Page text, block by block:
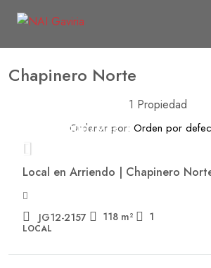
Chapinero Norte
1 Propiedad
Ordenar por: Orden por
$7,200,000/Mes
Local en Arriendo | Chapinero
JG12-2157 118 m² 1
LOCAL